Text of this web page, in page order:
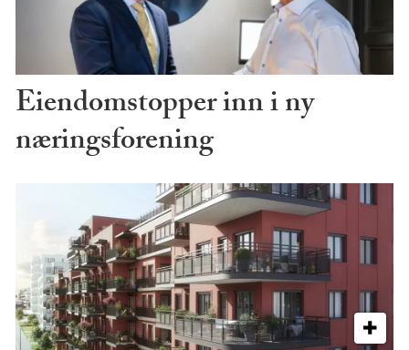
Eiendomstopper inn i ny
næringsforening